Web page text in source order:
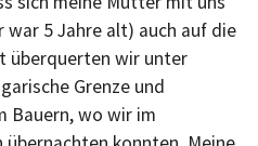
war 5 Jahre alt) auch auf die
überquerten wir unter
Grenze und
Bauern, wo wir im